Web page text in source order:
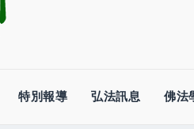
特別報導 弘法訊息 佛法